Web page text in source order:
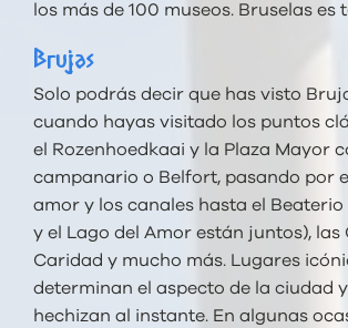
los más de 100 museos. Bruselas es
Brujas
Solo podrás decir que has visto
cuando hayas visitado los puntos
el Rozenhoedkaai y la Plaza Mayor
campanario o Belfort, pasando por
amor y los canales hasta el
y el Lago del Amor están juntos), las
Caridad y mucho más. Lugares
determinan el aspecto de la ciudad
hechizan al instante. En algunas